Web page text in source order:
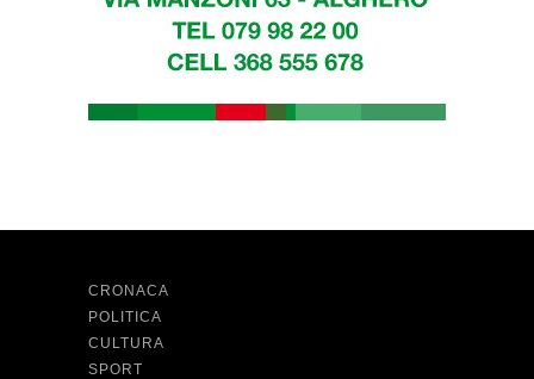
CRONACA
POLITICA
CULTURA
SPORT